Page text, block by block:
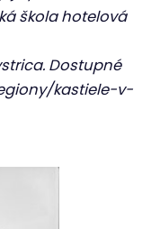
škola hotelová
Dostupné
kastiele-v-